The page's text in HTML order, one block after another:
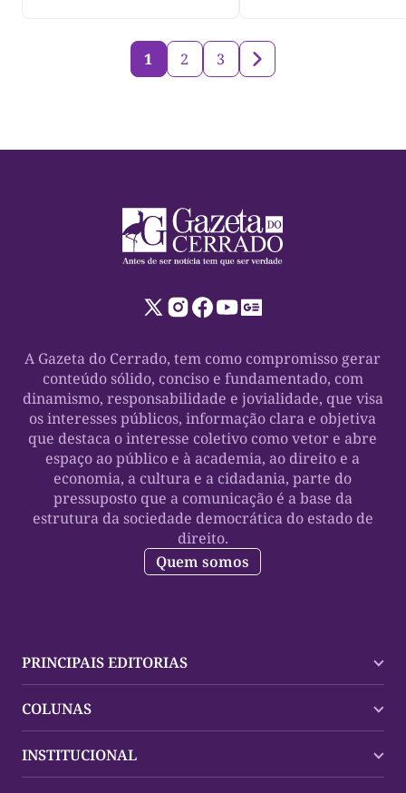
1 2 3
A Gazeta do Cerrado, tem como compromisso gerar
conteúdo sólido, conciso e fundamentado, com
dinamismo, responsabilidade e jovialidade, que visa
os interesses públicos, informação clara e objetiva
que destaca o interesse coletivo como vetor e abre
espaço ao público e à academia, ao direito e a
economia, a cultura e a cidadania, parte do
pressuposto que a comunicação é a base da
estrutura da sociedade democrática do estado de
direito.
Quem somos
PRINCIPAIS EDITORIAS
Palmas
Mundo
COLUNAS
Policial
INSTITUCIONAL